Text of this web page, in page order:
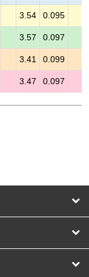
3.54 0.095
3.57 0.097
3.41 0.099
3.47 0.097